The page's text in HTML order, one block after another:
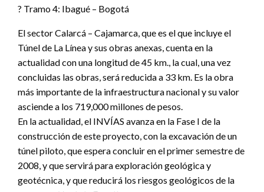
? Tramo 4: Ibagué – Bogotá
El sector Calarcá – Cajamarca, que es el que incluye el
Túnel de La Línea y sus obras anexas, cuenta en la
actualidad con una longitud de 45 km., la cual, una vez
concluidas las obras, será reducida a 33 km. Es la obra
más importante de la infraestructura nacional y su valor
asciende a los 719,000 millones de pesos.
En la actualidad, el INVÍAS avanza en la Fase I de la
construcción de este proyecto, con la excavación de un
túnel piloto, que espera concluir en el primer semestre de
2008, y que servirá para exploración geológica y
geotécnica, y que reducirá los riesgos geológicos de la